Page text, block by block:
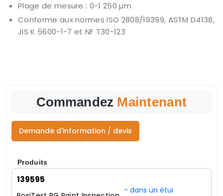
Plage de mesure : 0-1 250 µm
Conforme aux normes ISO 2808/19399, ASTM D4138,
JIS K 5600-1-7 et NF T30-123
Commandez Maintenant
Demande d'information / devis
Produits
139595
- dans un étui